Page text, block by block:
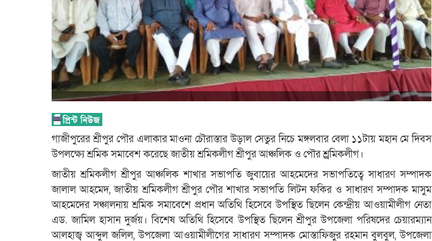
গাজীপুরের শ্রীপুর পৌর এলাকার মাওনা চৌরাস্তার উড়াল সেতুর নিচে মঙ্গলবার বেলা ১১টায় মহান মে দিবস
উপলক্ষ্যে শ্রমিক সমাবেশ করেছে জাতীয় শ্রমিকলীগ শ্রীপুর আঞ্চলিক ও পৌর শ্র্রমিকলীগ।
জাতীয় শ্রমিকলীগ শ্রীপুর আঞ্চলিক শাখার সভাপতি জুবায়ের আহমেদের সভাপতিত্বে সাধারণ সম্পাদক
জালাল আহমেদ, জাতীয় শ্রমিকলীগ শ্রীপুর পৌর শাখার সভাপতি লিটন ফকির ও সাধারণ সম্পাদক মাসুম
আহমেদের সঞ্চালনায় শ্রমিক সমাবেশে প্রধান অতিথি হিসেবে উপস্থিত ছিলেন কেন্দ্রীয় আওয়ামীলীগ নেতা
এড. জামিল হাসান দুর্জয়। বিশেষ অতিথি হিসেবে উপস্থিত ছিলেন শ্রীপুর উপজেলা পরিষদের চেয়ারম্যান
আলহাজ্ব আব্দুল জলিল, উপজেলা আওয়ামীলীগের সাধারণ সম্পাদক মোস্তাফিজুর রহমান বুলবুল, উপজেলা